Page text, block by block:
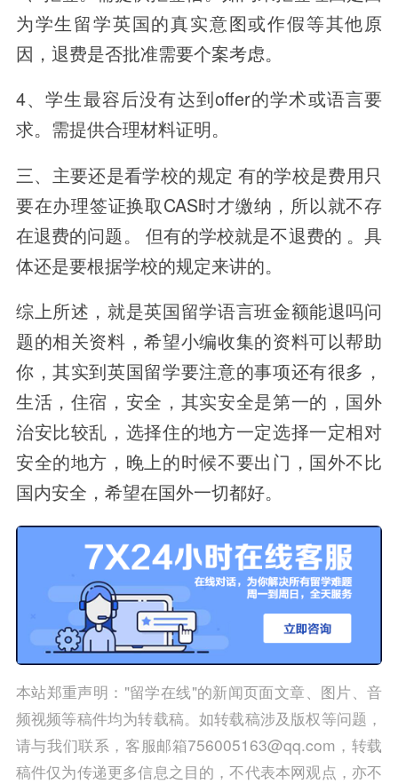
为学生留学英国的真实意图或作假等其他原
因，退费是否批准需要个案考虑。
4、学生最容后没有达到offer的学术或语言要
求。需提供合理材料证明。
三、主要还是看学校的规定 有的学校是费用只
要在办理签证换取CAS时才缴纳，所以就不存
在退费的问题。 但有的学校就是不退费的 。具
体还是要根据学校的规定来讲的。
综上所述，就是英国留学语言班金额能退吗问
题的相关资料，希望小编收集的资料可以帮助
你，其实到英国留学要注意的事项还有很多，
生活，住宿，安全，其实安全是第一的，国外
治安比较乱，选择住的地方一定选择一定相对
安全的地方，晚上的时候不要出门，国外不比
国内安全，希望在国外一切都好。
本站郑重声明："留学在线"的新闻页面文章、图片、音
频视频等稿件均为转载稿。如转载稿涉及版权等问题，
请与我们联系，客服邮箱756005163@qq.com，转载
稿件仅为传递更多信息之目的，不代表本网观点，亦不